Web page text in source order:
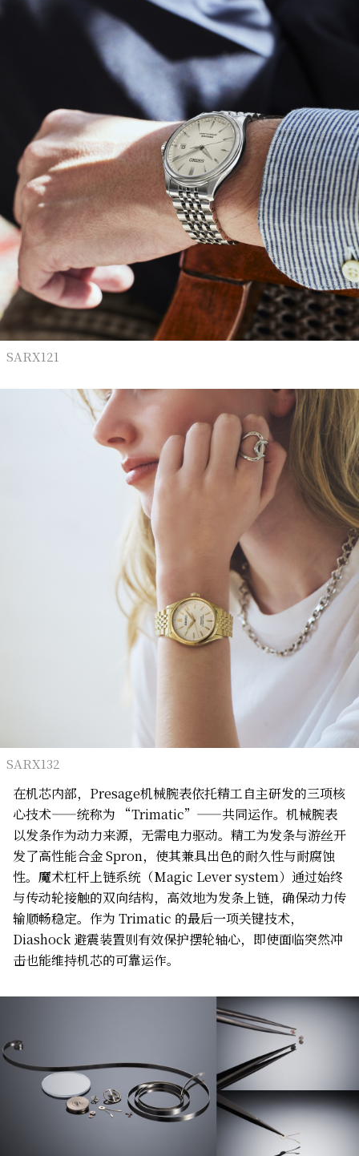
SARX121
SARX132
在机芯内部，Presage机械腕表依托精工自主研发的三项核
心技术——统称为 “Trimatic”——共同运作。机械腕表
以发条作为动力来源，无需电力驱动。精工为发条与游丝开
发了高性能合金 Spron，使其兼具出色的耐久性与耐腐蚀
性。魔术杠杆上链系统（Magic Lever system）通过始终
与传动轮接触的双向结构，高效地为发条上链，确保动力传
输顺畅稳定。作为 Trimatic 的最后一项关键技术，
Diashock 避震装置则有效保护摆轮轴心，即使面临突然冲
击也能维持机芯的可靠运作。